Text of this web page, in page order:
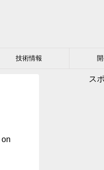
技術情報
on
ス